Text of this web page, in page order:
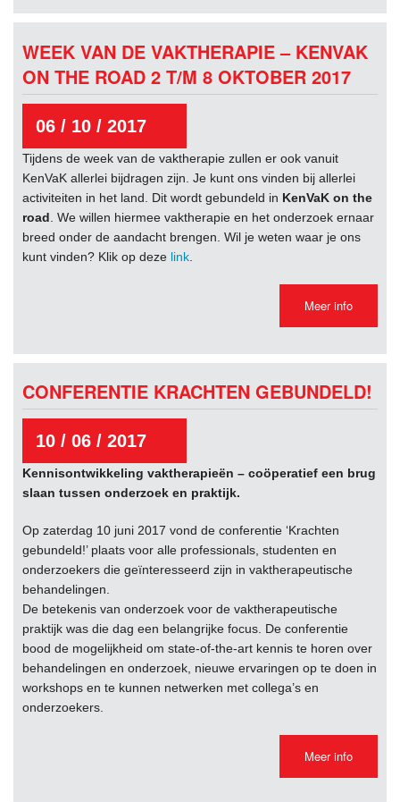
WEEK VAN DE VAKTHERAPIE – KENVAK
ON THE ROAD 2 T/M 8 OKTOBER 2017
06 / 10 / 2017
Tijdens de week van de vaktherapie zullen er ook vanuit
KenVaK allerlei bijdragen zijn. Je kunt ons vinden bij allerlei
activiteiten in het land. Dit wordt gebundeld in KenVaK on the
road . We willen hiermee vaktherapie en het onderzoek ernaar
breed onder de aandacht brengen. Wil je weten waar je ons
kunt vinden? Klik op deze link
Meer info
CONFERENTIE KRACHTEN GEBUNDELD!
10 / 06 / 2017
Kennisontwikkeling vaktherapieën – coöperatief een brug
slaan tussen onderzoek en praktijk.
Op zaterdag 10 juni 2017 vond de conferentie ‘Krachten
gebundeld!’ plaats voor alle professionals, studenten en
onderzoekers die geïnteresseerd zijn in vaktherapeutische
behandelingen.
De betekenis van onderzoek voor de vaktherapeutische
praktijk was die dag een belangrijke focus. De conferentie
bood de mogelijkheid om state-of-the-art kennis te horen over
behandelingen en onderzoek, nieuwe ervaringen op te doen in
workshops en te kunnen netwerken met collega’s en
onderzoekers.
Meer info